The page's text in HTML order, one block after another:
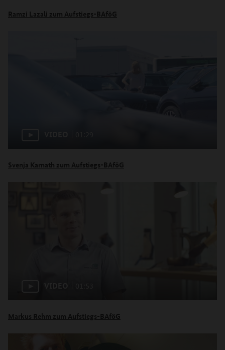
Ramzi Lazali zum Aufstiegs-BAföG
Svenja Karnath zum Aufstiegs-BAföG
Markus Rehm zum Aufstiegs-BAföG